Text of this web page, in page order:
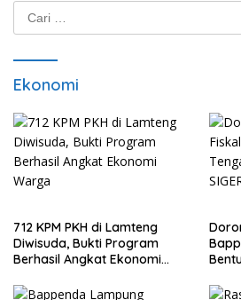
Cari
untuk:
Ekonomi
712 KPM PKH di Lamteng
Diwisuda, Bukti Program
Berhasil Angkat Ekonomi